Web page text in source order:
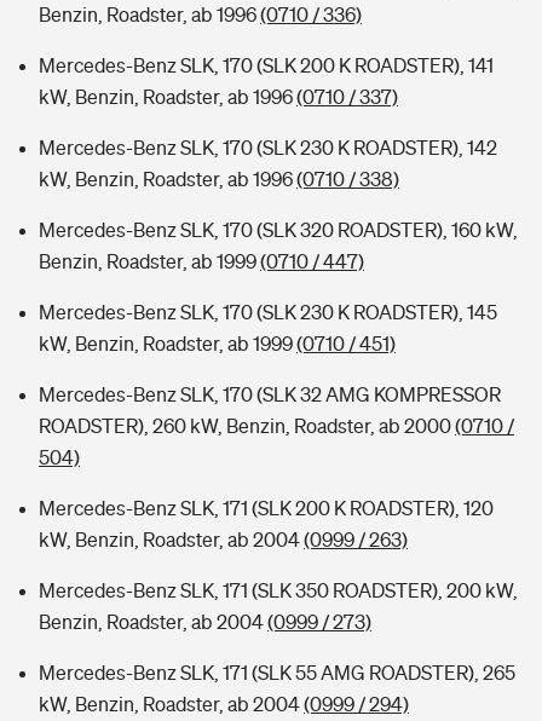
Sie haben Fragen?
Zur Übersicht
Tools
Kinderunfall-Check: Mehr Sicherheit für deine Kids
Typklassen: So ist Ihr Auto eingestuft
Sie haben Fragen?
Benzin, Roadster, ab 1996(0710 / 336)
Mercedes-Benz SLK, 170 (SLK 200 K ROADSTER), 141
kW, Benzin, Roadster, ab 1996(0710 / 337)
Mercedes-Benz SLK, 170 (SLK 230 K ROADSTER), 142
kW, Benzin, Roadster, ab 1996(0710 / 338)
Mercedes-Benz SLK, 170 (SLK 320 ROADSTER), 160 kW,
Benzin, Roadster, ab 1999(0710 / 447)
Mercedes-Benz SLK, 170 (SLK 230 K ROADSTER), 145
kW, Benzin, Roadster, ab 1999(0710 / 451)
Mercedes-Benz SLK, 170 (SLK 32 AMG KOMPRESSOR
ROADSTER), 260 kW, Benzin, Roadster, ab 2000(0710 /
504)
Mercedes-Benz SLK, 171 (SLK 200 K ROADSTER), 120
kW, Benzin, Roadster, ab 2004(0999 / 263)
Mercedes-Benz SLK, 171 (SLK 350 ROADSTER), 200 kW,
Benzin, Roadster, ab 2004(0999 / 273)
Mercedes-Benz SLK, 171 (SLK 55 AMG ROADSTER), 265
kW, Benzin, Roadster, ab 2004(0999 / 294)